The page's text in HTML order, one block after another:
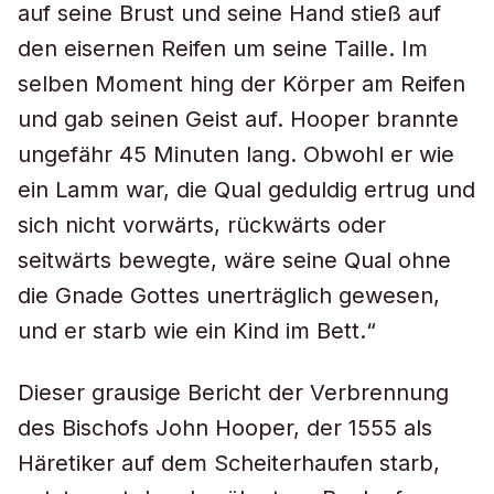
auf seine Brust und seine Hand stieß auf
den eisernen Reifen um seine Taille. Im
selben Moment hing der Körper am Reifen
und gab seinen Geist auf. Hooper brannte
ungefähr 45 Minuten lang. Obwohl er wie
ein Lamm war, die Qual geduldig ertrug und
sich nicht vorwärts, rückwärts oder
seitwärts bewegte, wäre seine Qual ohne
die Gnade Gottes unerträglich gewesen,
und er starb wie ein Kind im Bett.“
Dieser grausige Bericht der Verbrennung
des Bischofs John Hooper, der 1555 als
Häretiker auf dem Scheiterhaufen starb,